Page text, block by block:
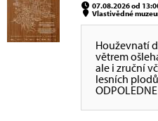
07.08.2026 od
Vlastivědné
Houževnatí
větrem
ale i zruční
lesních
ODPOLEDNE